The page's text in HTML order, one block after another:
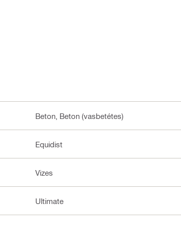
Beton, Beton (vasbetétes)
Equidist
Vizes
Ultimate